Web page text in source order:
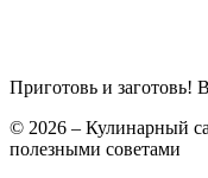
Приготовь и заготовь!
© 2026 – Кулинарный
полезными советами